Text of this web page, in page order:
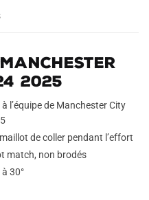
2025
l’équipe de Manchester City
de coller pendant l’effort
match, non brodés
30°